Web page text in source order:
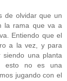
de olvidar que un
la rama que va a
Entiendo que el
a la vez, y para
siendo una planta
esto no es una
jugando con el